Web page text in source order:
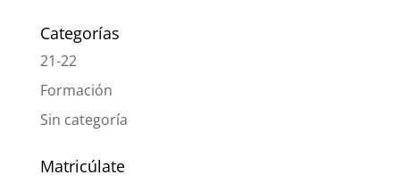
Categorías
21-22
Formación
Sin categoría
Matricúlate